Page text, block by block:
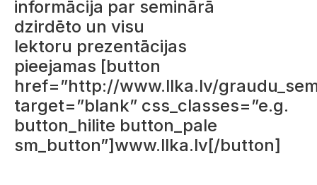
informācija par seminārā
dzirdēto un visu
lektoru prezentācijas
pieejamas [button
href=”http://www.llka.lv/
target=”blank” css_classes=”e.g.
button_hilite button_pale
sm_button”]www.llka.lv[/button]